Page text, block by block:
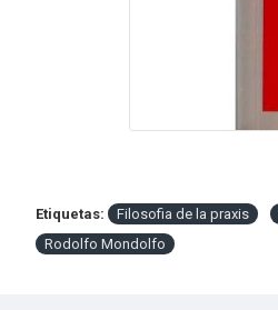
Etiquetas: Filosofia de la praxis
Rodolfo Mondolfo